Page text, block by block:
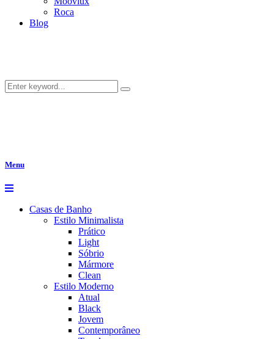
Roca
Blog
Menu
Casas de Banho
Estilo Minimalista
Prático
Light
Sóbrio
Mármore
Clean
Estilo Moderno
Atual
Black
Jovem
Contemporâneo